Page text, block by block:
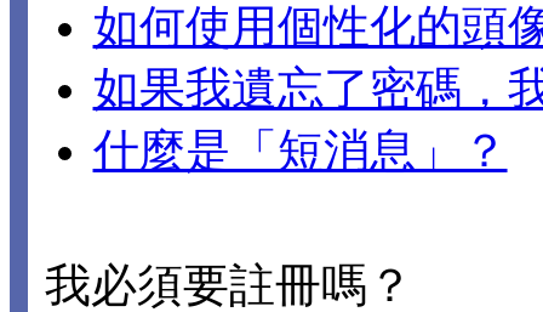
如何使用個性化的頭
如果我遺忘了密碼，
什麼是「短消息」？
我必須要註冊嗎？